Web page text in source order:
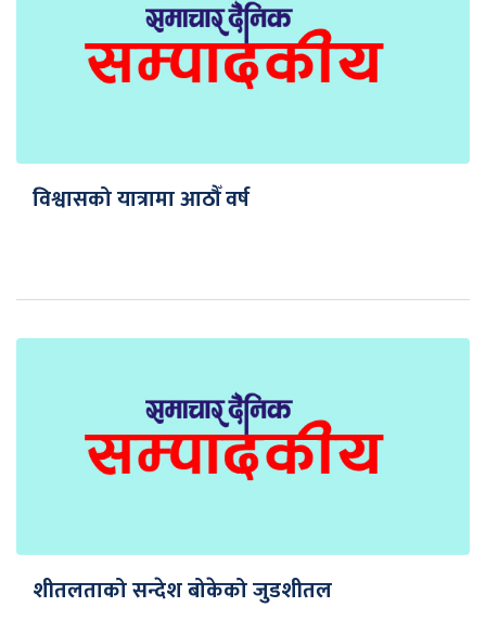
विश्वासको यात्रामा आठौँ वर्ष
शीतलताको सन्देश बोकेको जुडशीतल